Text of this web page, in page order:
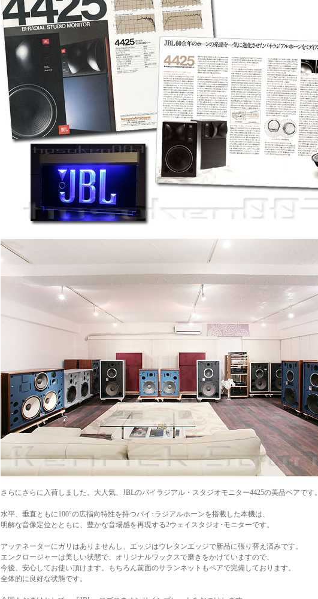
さらにさらに入荷しました。大人気、JBLのバイラジアル・スタジオモニター4425の美品ペアです。
水平、垂直ともに100°の広指向特性を持つバイ･ラジアルホーンを搭載した本機は、
明解な音像定位とともに、豊かな音場感を再現する2ウェイスタジオ･モニターです。
アッテネーターにガリはありませんし、エッジはウレタンエッジで新品に張り替え済みです。
エンクロージャーは美しい状態で、オリジナルワックスで磨きをかけていますので、
今後、安心してお使い頂けます。もちろん前面のサランネットもペアで完備しております。
全体的に良好な状態です。